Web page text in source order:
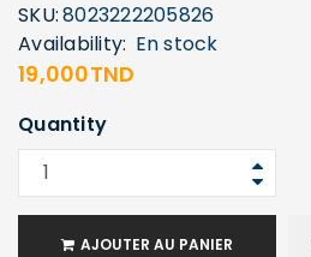
SKU:8023222205826
Availability: En stock
19,000TND
Quantity
AJOUTER AU PANIER